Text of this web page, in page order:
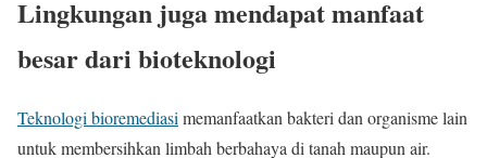
Lingkungan juga mendapat manfaat
besar dari bioteknologi
Teknologi bioremediasi memanfaatkan bakteri dan organisme lain
untuk membersihkan limbah berbahaya di tanah maupun air.